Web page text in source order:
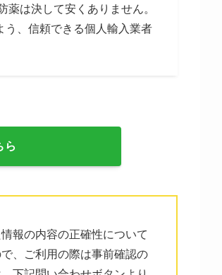
薬は決して安くありません。
う、信頼できる個人輸入業者
ら
報の内容の正確性について
、ご利用の際は事前確認の